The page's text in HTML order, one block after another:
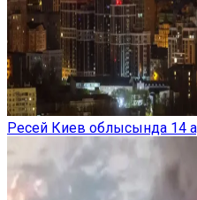
Ресей Киев облысында 14